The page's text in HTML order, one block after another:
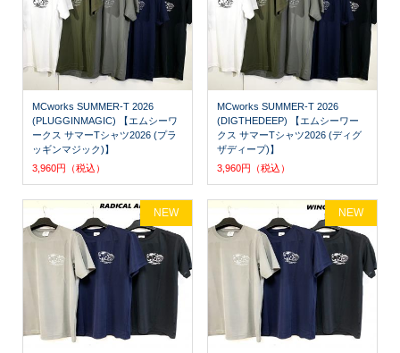
MCworks SUMMER-T 2026
(PLUGGINMAGIC) 【エムシーワ
ークス サマーTシャツ2026 (プラ
ッギンマジック)】
3,960円（税込）
MCworks SUMMER-T 2026
(DIGTHEDEEP) 【エムシーワー
クス サマーTシャツ2026 (ディグ
ザディープ)】
3,960円（税込）
NEW NEW